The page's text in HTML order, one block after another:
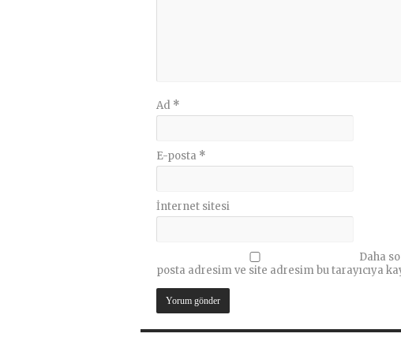
Ad *
E-posta *
İnternet sitesi
Daha
posta adresim ve site adresim bu tarayıcıya